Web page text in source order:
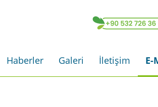
Haberler Galeri İletişim